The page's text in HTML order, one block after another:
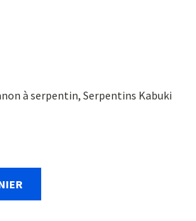
à serpentin, Serpentins Kabuki